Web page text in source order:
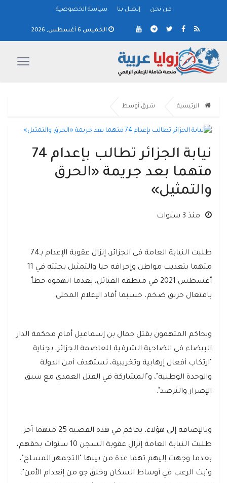
من نحن إتصل بنا سياسة الخصوصية
الخميس 6 أغسطس, 2026
الرئيسية شرق أوسط
نيابة الجزائر تطالب بإعدام 74
متهما بعد جريمة «الحرق
والتمثيل»
منذ 3 سنوات
طلبت النيابة العامة في الجزائر، إنزال عقوبة الإعدام بـ74
متهما بتعذيب مواطن وإحراقه حيا والتمثيل بجثته في 11
أغسطس 2021 في منطقة القبائل، بعدما اتهموه خطأ
بافتعال حريق ضخم، حسبما أفاد الإعلام المحلي.
ويحاكم المتهمون بقتل جمال بن إسماعيل أمام محكمة الدار
البيضاء في الضاحية الشرقية للعاصمة الجزائر، بجناية
"ارتكاب أفعال إرهابية وتخريبية، تستهدف أمن الدولة
والوحدة الوطنية"، و"المشاركة في القتل العمدي مع سبق
الإصرار والترصد".
وبالإضافة إلى هؤلاء، يحاكم في هذه القضية 25 متهما آخر
طلبت النيابة العامة إنزال عقوبة السجن 10 سنوات بحقهم،
بعدما وجهت إليهم تهما عدة من بينها "التجمهر المسلح"،
و"بث الرعب في أوساط السكان وخلق جو من إنعدام الأمن"،